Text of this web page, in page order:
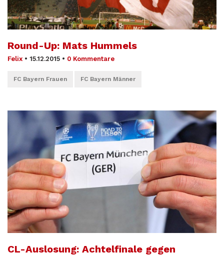
Round-Up: Mats Hummels
Felix • 15.12.2015 • 0 Kommentare
FC Bayern Frauen FC Bayern Männer
CL-Auslosung: Achtelfinale gegen